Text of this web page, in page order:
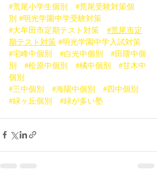
#荒尾小学生個別
#荒尾受験対策個
別 #明光学園中学受験対策
#大牟田市定期テスト対策
#荒尾市定
期テスト対策 #明光学園中学入試対策
#宅峰中個別
#白光中個別
#田隈中個
別
#松原中個別 #橘中個別
#甘木中
個別
#三中個別
#海陽中個別
#四中個別
#緑ヶ丘個別
#緑が多い塾